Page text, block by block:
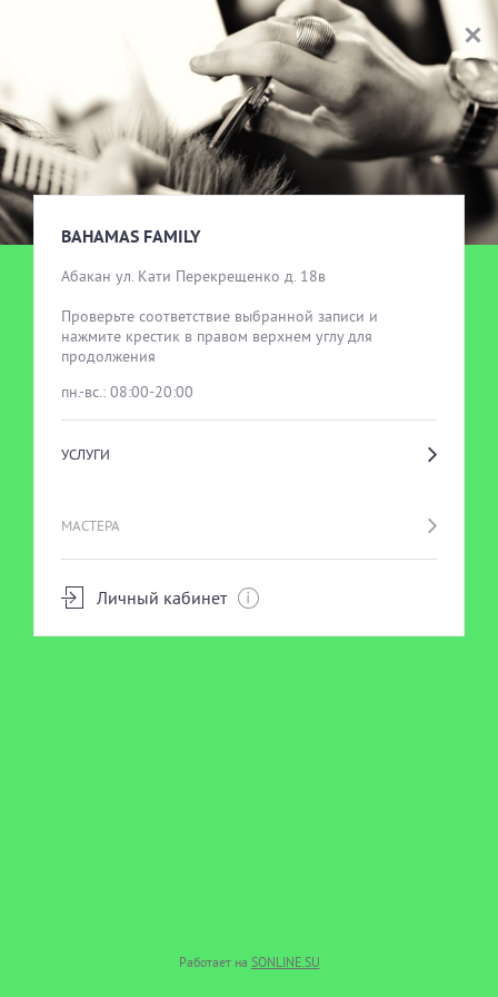
BAHAMAS FAMILY
Абакан ул. Кати Перекрещенко д. 18в
Проверьте соответствие выбранной записи и
нажмите крестик в правом верхнем углу для
продолжения
пн.-вс.: 08:00-20:00
УСЛУГИ
МАСТЕРА
Личный кабинет
Работает на SONLINE.SU
BAHAMAS FAMILY
ВЫБОР УСЛУГИ